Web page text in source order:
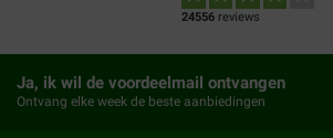
24556 reviews
Ja, ik wil de voordeelmail ontvangen
Ontvang elke week de beste aanbiedingen